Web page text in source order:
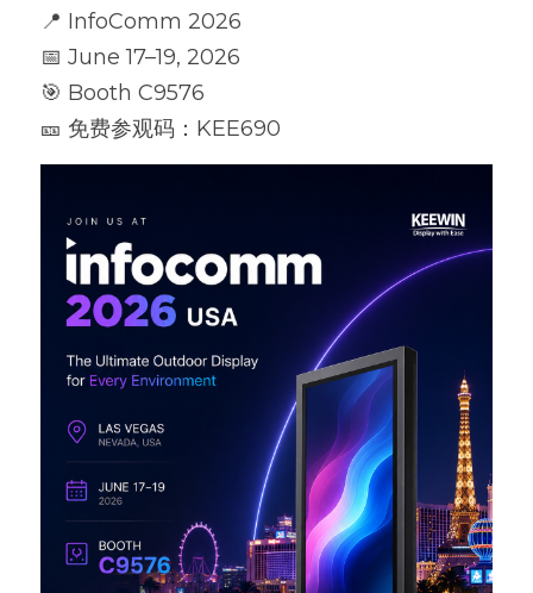
📍 InfoComm 2026
📅 June 17–19, 2026
🎯 Booth C9576
🎫 免费参观码：KEE690